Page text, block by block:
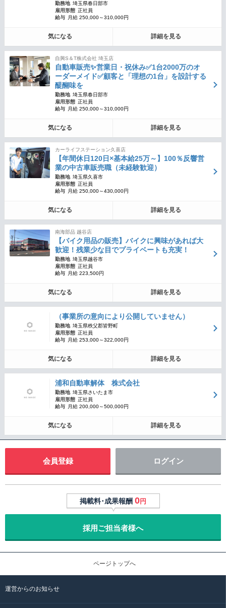
勤務地 埼玉県春日部市
雇用形態 正社員
給与
月給 250,000～310,000円
気になる 詳細を見る
自興S＆T株式会社 埼玉店
自動車販売✨営業日・祝休み✅1台2000万のオ
ーダーメイド✅顧客と「理想の1台」を設計する
醍醐味を
勤務地 埼玉県春日部市
雇用形態 正社員
給与
月給 250,000～310,000円
気になる 詳細を見る
カーライフステーション久喜店
【年間休日120日×基本給25万～】100％反響営
業の中古車販売職（未経験歓迎）
勤務地 埼玉県久喜市
雇用形態 正社員
給与
月給 250,000～430,000円
気になる 詳細を見る
南海部品 越谷店
【バイク用品の販売】バイクに興味があれば大
歓迎！残業少な目でプライベートも充実！
勤務地 埼玉県越谷市
雇用形態 正社員
給与
月給 223,500円
気になる 詳細を見る
（事業所の意向により公開していません）
勤務地 埼玉県秩父郡皆野町
雇用形態 正社員
給与
月給 253,000～322,000円
気になる 詳細を見る
浦和自動車解体 株式会社
勤務地 埼玉県さいたま市
雇用形態 正社員
給与
月給 200,000～500,000円
気になる 詳細を見る
会員登録 ログイン
掲載料･成果報酬 0円
採用ご担当者様へ
ページトップへ
運営からのお知らせ